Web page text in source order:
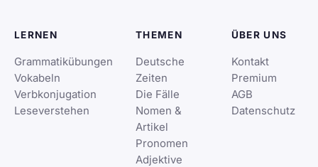
LERNEN
Grammatikübungen
Vokabeln
Verbkonjugation
Leseverstehen
THEMEN
Deutsche
Zeiten
Die Fälle
Nomen &
Artikel
Pronomen
Adjektive
ÜBER UNS
Kontakt
Premium
AGB
Datenschutz